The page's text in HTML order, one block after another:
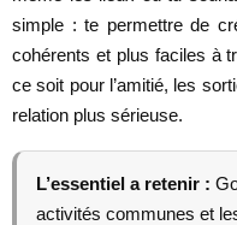
simple : te permettre de
cohérents et plus faciles à
ce soit pour l’amitié, les
relation plus sérieuse.
L’essentiel a retenir :
activités communes et